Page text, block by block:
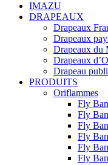
IMAZU
DRAPEAUX
Drapeaux
Drapeaux
Drapeaux du
Drapeaux
Drapeau
PRODUITS
Oriflammes
Fly
Fly
Fly
Fly
Fly
Fly